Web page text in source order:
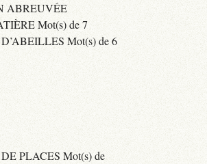
ABREUVÉE
Mot(s) de 7
Mot(s) de 6
PLACES Mot(s) de